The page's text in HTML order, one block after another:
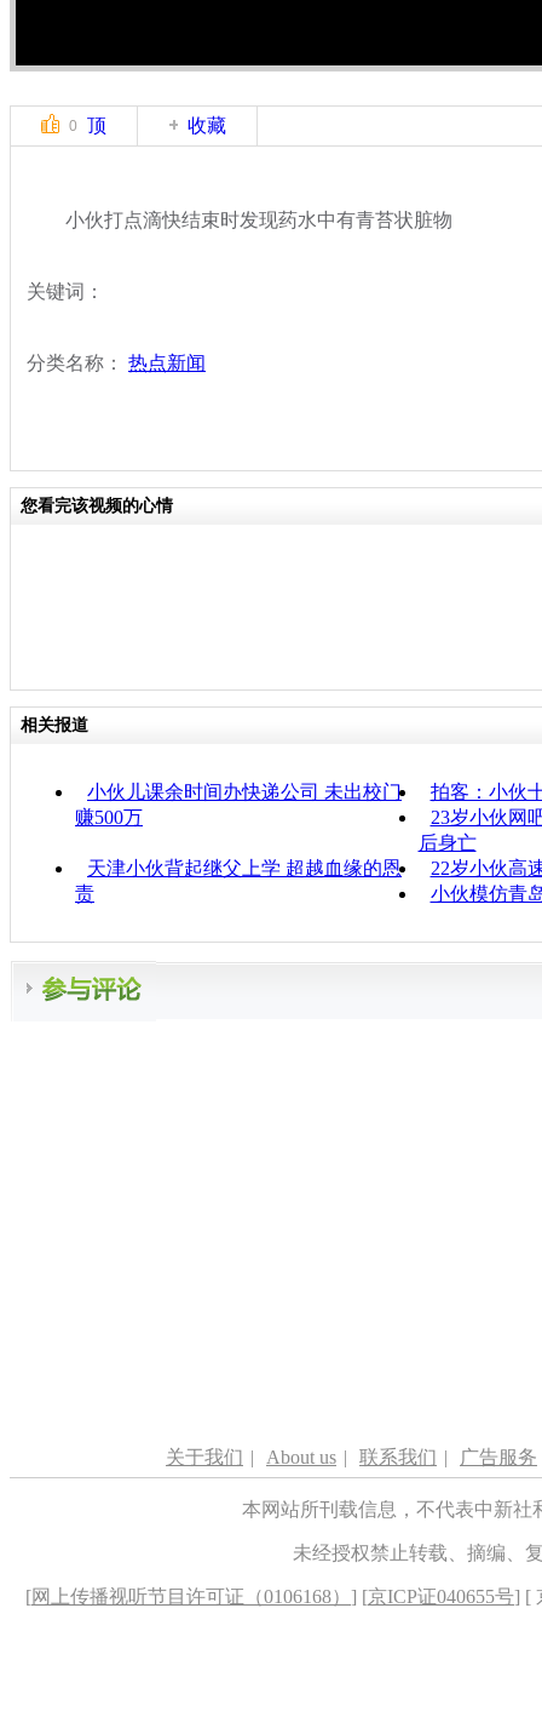
0 顶 收藏
小伙打点滴快结束时发现药水中有青苔状脏物
关键词：
分类名称： 热点新闻
您看完该视频的心情
相关报道
小伙儿课余时间办快递公司 未出校门
赚500万
拍客：小伙
23岁小伙网
后身亡
天津小伙背起继父上学 超越血缘的恩
责
22岁小伙高
小伙模仿青
关于我们 | About us | 联系我们 | 广告服务
本网站所刊载信息，不代表中新
未经授权禁止转载、摘编、
[网上传播视听节目许可证（0106168） ] [京ICP证040655号] [